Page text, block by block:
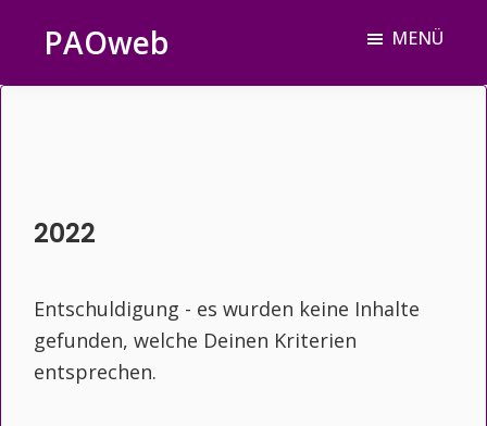
Inhalt
springen
Seitenspalte
springen
Fußzeile
springen
PAOweb MENÜ
2022
Entschuldigung - es wurden keine Inhalte
gefunden, welche Deinen Kriterien
entsprechen.